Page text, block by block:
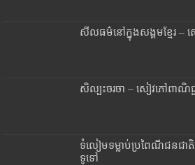
សីលធម៌នៅក្នុងសង្គមខ្មែរ –
សិល្បះចរចា – សៀវភៅពាណិជ្
ទំលៀមទម្លាប់ប្រពៃណីជនជ
ទូទៅ